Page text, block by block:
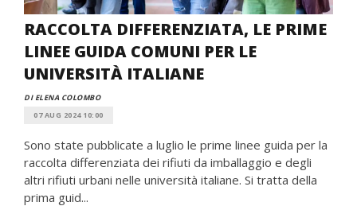
RACCOLTA DIFFERENZIATA, LE PRIME
LINEE GUIDA COMUNI PER LE
UNIVERSITÀ ITALIANE
DI ELENA COLOMBO
07 AUG 2024 10:00
Sono state pubblicate a luglio le prime linee guida per la
raccolta differenziata dei rifiuti da imballaggio e degli
altri rifiuti urbani nelle università italiane. Si tratta della
prima guid...